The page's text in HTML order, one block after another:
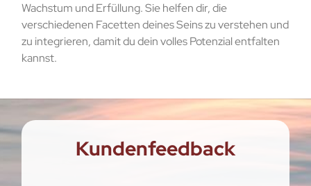
Wachstum und Erfüllung. Sie helfen dir, die
verschiedenen Facetten deines Seins zu verstehen und
zu integrieren, damit du dein volles Potenzial entfalten
kannst.
Kundenfeedback